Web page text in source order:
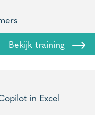
Bekijk training
in Excel